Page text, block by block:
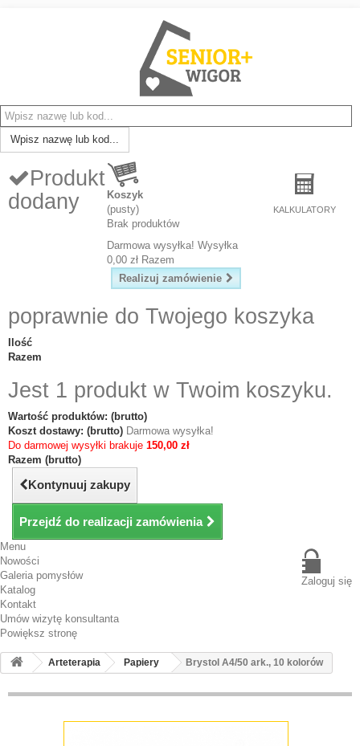
Wpisz nazwę lub kod...
KALKULATORY
Koszyk
(pusty)
Brak produktów
Darmowa wysyłka! Wysyłka
0,00 zł Razem
Realizuj zamówienie
Produkt
dodany
poprawnie do Twojego koszyka
Ilość
Razem
Jest 1 produkt w Twoim koszyku.
Wartość produktów: (brutto)
Koszt dostawy: (brutto) Darmowa wysyłka!
Do darmowej wysyłki brakuje 150,00 zł
Razem (brutto)
Kontynuuj zakupy
Przejdź do realizacji zamówienia
Zaloguj się
Menu
Nowości
Galeria pomysłów
Katalog
Kontakt
Umów wizytę konsultanta
Powiększ stronę
Arteterapia Papiery Brystol A4/50 ark., 10 kolorów